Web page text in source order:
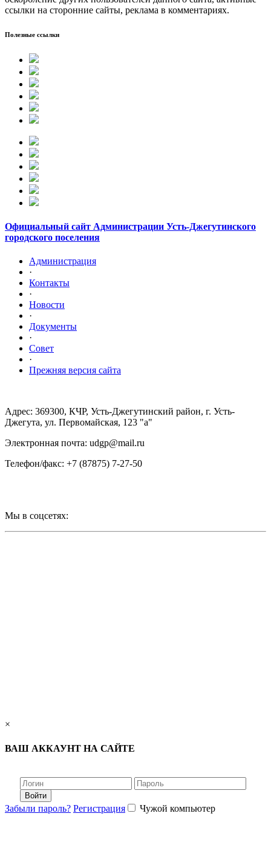
ссылки на сторонние сайты, реклама в комментариях.
Полезные ссылки
Официальный сайт Администрации Усть-Джегутинского
городского поселения
Администрация
·
Контакты
·
Новости
·
Документы
·
Совет
·
Прежняя версия сайта
Адрес: 369300, КЧР, Усть-Джегутинский район, г. Усть-
Джегута, ул. Первомайская, 123 "а"
Электронная почта: udgp@mail.ru
Телефон/факс: +7 (87875) 7-27-50
Мы в соцсетях:
×
ВАШ АККАУНТ НА САЙТЕ
Войти
Забыли пароль? Регистрация Чужой компьютер